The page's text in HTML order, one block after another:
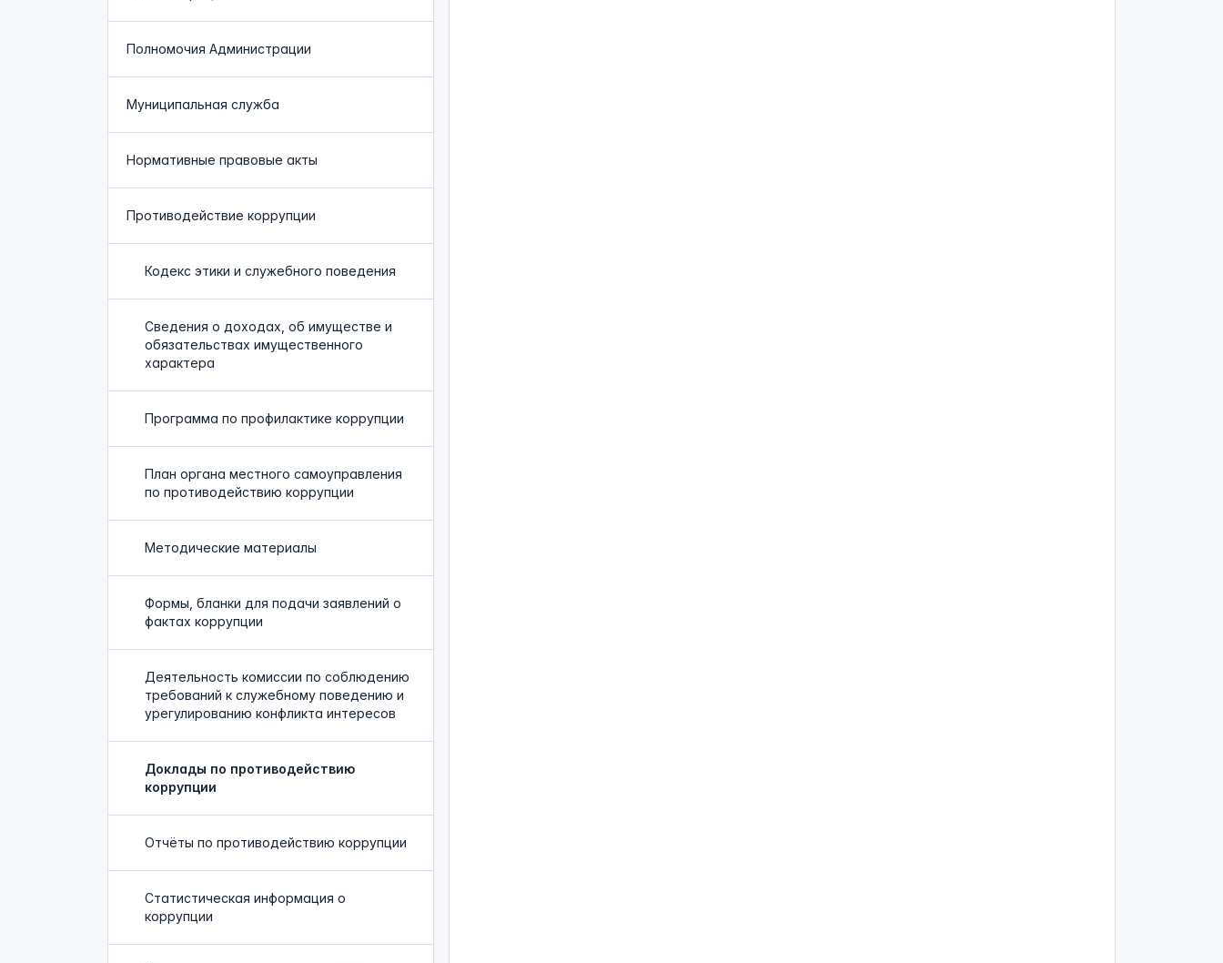
Полномочия Администрации
Муниципальная служба
Нормативные правовые акты
Противодействие коррупции
Кодекс этики и служебного поведения
Сведения о доходах, об имуществе и
обязательствах имущественного
характера
Программа по профилактике коррупции
План органа местного самоуправления
по противодействию коррупции
Методические материалы
Формы, бланки для подачи заявлений о
фактах коррупции
Деятельность комиссии по соблюдению
требований к служебному поведению и
урегулированию конфликта интересов
Доклады по противодействию
коррупции
Отчёты по противодействию коррупции
Статистическая информация о
коррупции